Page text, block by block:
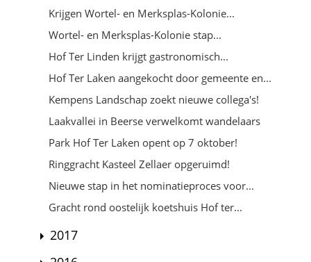
Krijgen Wortel- en Merksplas-Kolonie...
Wortel- en Merksplas-Kolonie stap...
Hof Ter Linden krijgt gastronomisch...
Hof Ter Laken aangekocht door gemeente en...
Kempens Landschap zoekt nieuwe collega's!
Laakvallei in Beerse verwelkomt wandelaars
Park Hof Ter Laken opent op 7 oktober!
Ringgracht Kasteel Zellaer opgeruimd!
Nieuwe stap in het nominatieproces voor...
Gracht rond oostelijk koetshuis Hof ter...
2017